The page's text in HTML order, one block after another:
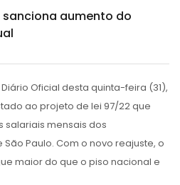
sanciona aumento do
Oficial desta quinta-feira (31),
ao projeto de lei 97/22 que
salariais mensais dos
Paulo. Com o novo reajuste, o
maior do que o piso nacional e